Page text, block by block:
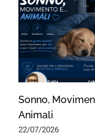
Sonno,
Animali
22/07/2026